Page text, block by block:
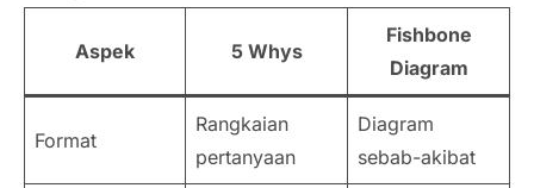
Aspek 5 Whys
Fishbone
Diagram
Format
Rangkaian
pertanyaan
Diagram
sebab-akibat